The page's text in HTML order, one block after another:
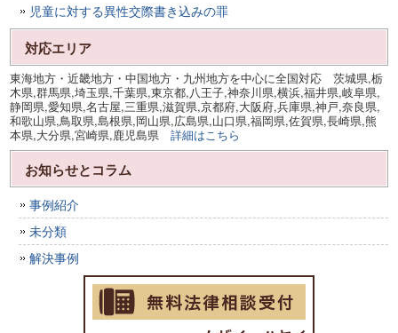
児童に対する異性交際書き込みの罪
対応エリア
東海地方・近畿地方・中国地方・九州地方を中心に全国対応 茨城県,栃
木県,群馬県,埼玉県,千葉県,東京都,八王子,神奈川県,横浜,福井県,岐阜県,
静岡県,愛知県,名古屋,三重県,滋賀県,京都府,大阪府,兵庫県,神戸,奈良県,
和歌山県,鳥取県,島根県,岡山県,広島県,山口県,福岡県,佐賀県,長崎県,熊
本県,大分県,宮崎県,鹿児島県詳細はこちら
お知らせとコラム
事例紹介
未分類
解決事例